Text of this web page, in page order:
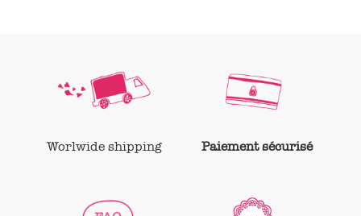
Worlwide shipping Paiement sécurisé